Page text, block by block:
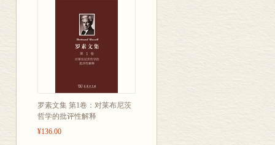
罗素文集 第1卷：对莱布尼茨
哲学的批评性解释
¥136.00